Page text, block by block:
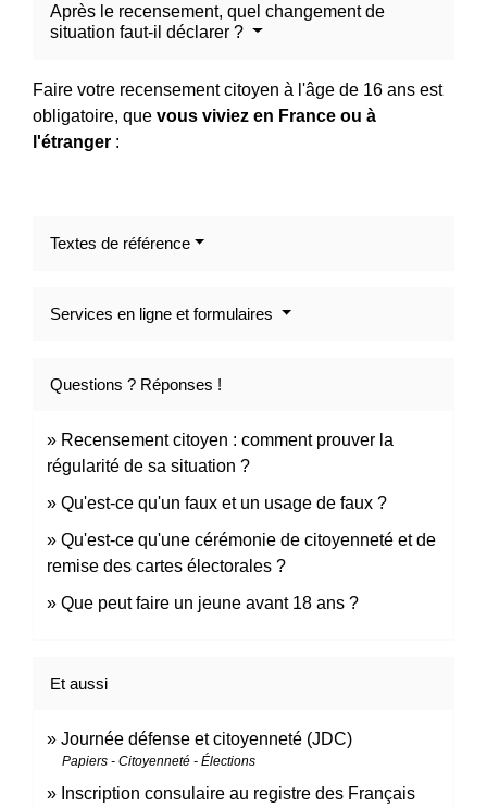
Après le recensement, quel changement de
situation faut-il déclarer ?
Faire votre recensement citoyen à l'âge de 16 ans est
obligatoire, que vous viviez en France ou à
l'étranger :
Textes de référence
Services en ligne et formulaires
Questions ? Réponses !
Recensement citoyen : comment prouver la
régularité de sa situation ?
Qu'est-ce qu'un faux et un usage de faux ?
Qu'est-ce qu'une cérémonie de citoyenneté et de
remise des cartes électorales ?
Que peut faire un jeune avant 18 ans ?
Et aussi
Journée défense et citoyenneté (JDC)
Papiers - Citoyenneté - Élections
Inscription consulaire au registre des Français